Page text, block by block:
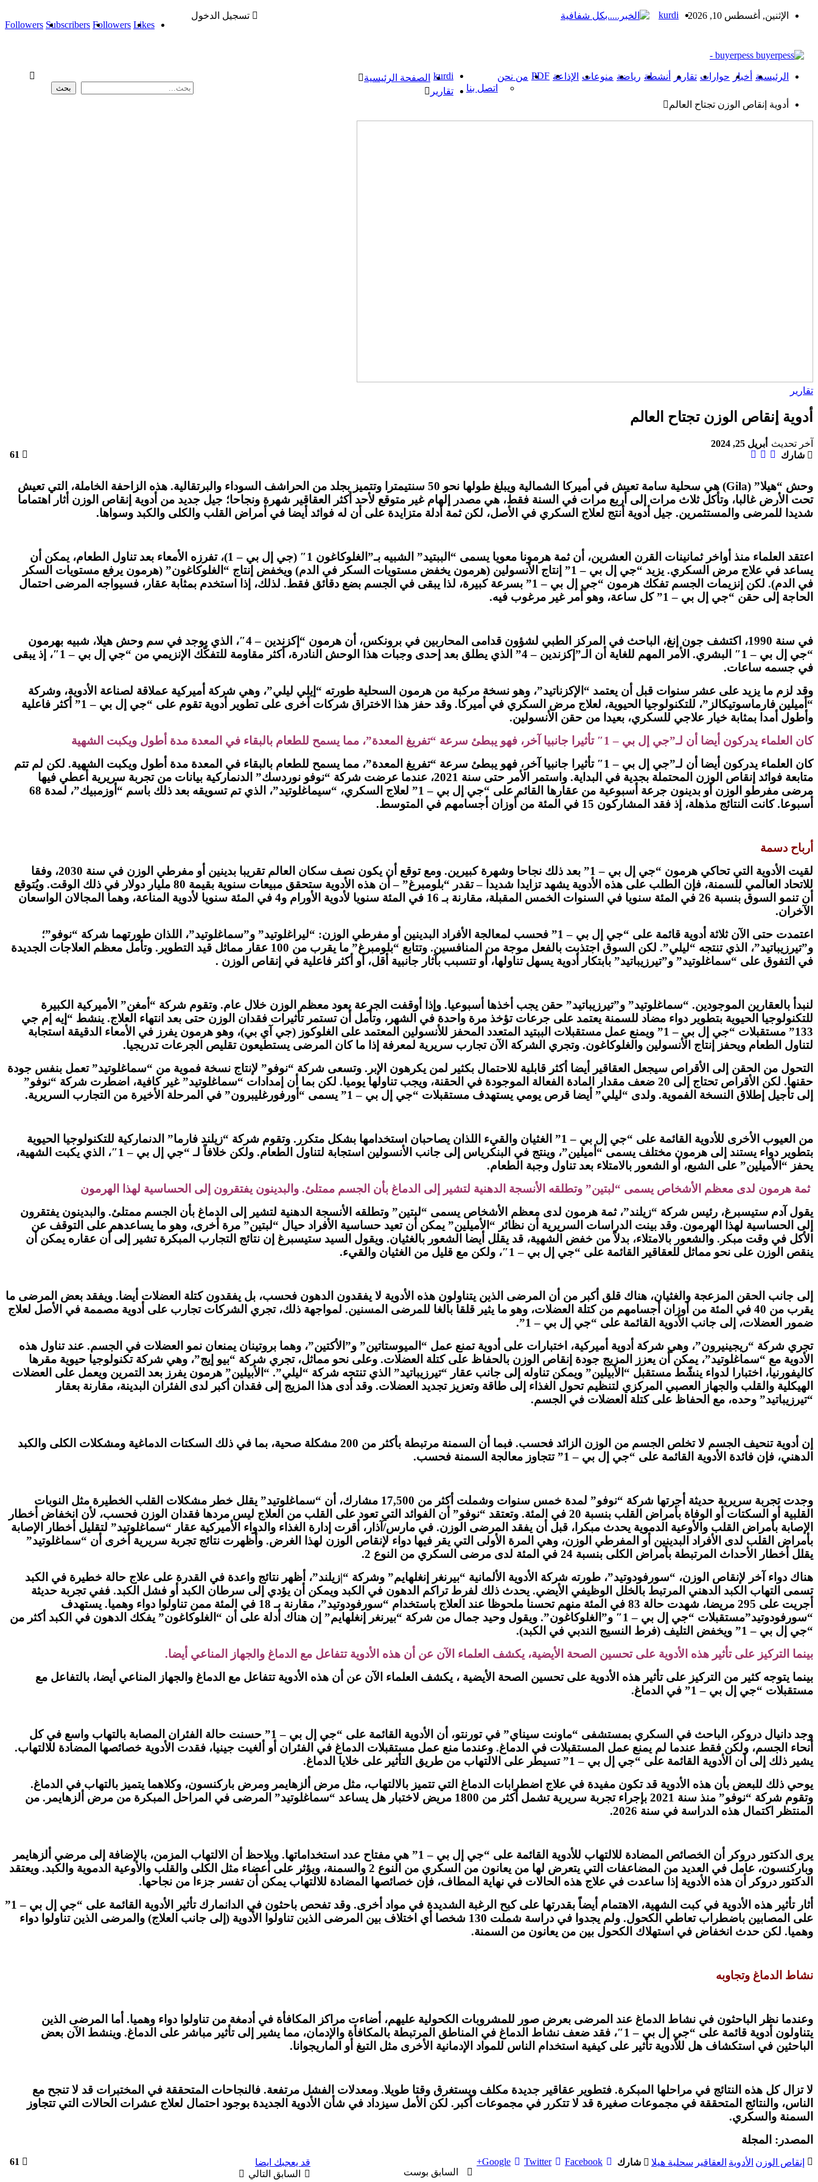
Likes
Followers
Subscribers
Followers
تسجيل الدخول الإثنين, أغسطس 10, 2026 kurdi
buyerpess -
الرئيسية أخبار حوارات تقارير أنشطة رياضة منوعات الإذاعة PDF من نحن
اتصل بنا
kurdi الصفحة الرئيسية
تقارير
أدوية إنقاص الوزن تجتاح العالم
تقارير
أدوية إنقاص الوزن تجتاح العالم
آخر تحديث
أبريل 25, 2024
61
شارك
وحش “هيلا” (Gila) هي سحلية سامة تعيش في أميركا الشمالية ويبلغ طولها نحو 50 سنتيمترا وتتميز بجلد من الحراشف السوداء والبرتقالية. هذه الزاحفة الخاملة، التي تعيش
تحت الأرض غالبا، وتأكل ثلاث مرات إلى أربع مرات في السنة فقط، هي مصدر إلهام غير متوقع لأحد أكثر العقاقير شهرة ونجاحا؛ جيل جديد من أدوية إنقاص الوزن أثار اهتماما
شديدا للمرضى والمستثمرين. جيل أدوية أنتج لعلاج السكري في الأصل، لكن ثمة أدلة متزايدة على أن له فوائد أيضا في أمراض القلب والكلى والكبد وسواها.
اعتقد العلماء منذ أواخر ثمانينات القرن العشرين، أن ثمة هرمونا معويا يسمى “الببتيد” الشبيه بـ”الغلوكاغون 1″ (جي إل بي – 1)، تفرزه الأمعاء بعد تناول الطعام، يمكن أن
يساعد في علاج مرض السكري. يزيد “جي إل بي – 1” إنتاج الأنسولين (هرمون يخفض مستويات السكر في الدم) ويخفض إنتاج “الغلوكاغون” (هرمون يرفع مستويات السكر
في الدم). لكن إنزيمات الجسم تفكك هرمون “جي إل بي – 1” بسرعة كبيرة، لذا يبقى في الجسم بضع دقائق فقط. لذلك، إذا استخدم بمثابة عقار، فسيواجه المرضى احتمال
الحاجة إلى حقن “جي إل بي – 1” كل ساعة، وهو أمر غير مرغوب فيه.
في سنة 1990، اكتشف جون إنغ، الباحث في المركز الطبي لشؤون قدامى المحاربين في برونكس، أن هرمون “إكزندين – 4″، الذي يوجد في سم وحش هيلا، شبيه بهرمون
“جي إل بي – 1″ البشري. الأمر المهم للغاية أن الـ”إكزندين – 4” الذي يطلق بعد إحدى وجبات هذا الوحش النادرة، أكثر مقاومة للتفكّك الإنزيمي من “جي إل بي – 1″، إذ يبقى
في جسمه ساعات.
وقد لزم ما يزيد على عشر سنوات قبل أن يعتمد “الإكزناتيد”، وهو نسخة مركبة من هرمون السحلية طورته “إيلي ليلي”، وهي شركة أميركية عملاقة لصناعة الأدوية، وشركة
“أميلين فارماسوتيكالز”، للتكنولوجيا الحيوية، لعلاج مرض السكري في أميركا. وقد حفز هذا الاختراق شركات أخرى على تطوير أدوية تقوم على “جي إل بي – 1” أكثر فاعلية
وأطول أمدا بمثابة خيار علاجي للسكري، بعيدا من حقن الأنسولين.
كان العلماء يدركون أيضا أن لـ”جي إل بي – 1″ تأثيرا جانبيا آخر، فهو يبطئ سرعة “تفريغ المعدة”، مما يسمح للطعام بالبقاء في المعدة مدة أطول ويكبت الشهية
كان العلماء يدركون أيضا أن لـ”جي إل بي – 1″ تأثيرا جانبيا آخر، فهو يبطئ سرعة “تفريغ المعدة”، مما يسمح للطعام بالبقاء في المعدة مدة أطول ويكبت الشهية. لكن لم تتم
متابعة فوائد إنقاص الوزن المحتملة بجدية في البداية. واستمر الأمر حتى سنة 2021، عندما عرضت شركة “نوفو نوردسك” الدنماركية بيانات من تجربة سريرية أعطي فيها
مرضى مفرطو الوزن أو بدينون جرعة أسبوعية من عقارها القائم على “جي إل بي – 1” لعلاج السكري، “سيماغلوتيد”، الذي تم تسويقه بعد ذلك باسم “أوزمبيك”، لمدة 68
أسبوعا. كانت النتائج مذهلة، إذ فقد المشاركون 15 في المئة من أوزان أجسامهم في المتوسط.
أرباح دسمة
لقيت الأدوية التي تحاكي هرمون “جي إل بي – 1” بعد ذلك نجاحا وشهرة كبيرين. ومع توقع أن يكون نصف سكان العالم تقريبا بدينين أو مفرطي الوزن في سنة 2030، وفقا
للاتحاد العالمي للسمنة، فإن الطلب على هذه الأدوية يشهد تزايدا شديدا – تقدر “بلومبرغ” – أن هذه الأدوية ستحقق مبيعات سنوية بقيمة 80 مليار دولار في ذلك الوقت. ويُتوقع
أن تنمو السوق بنسبة 26 في المئة سنويا في السنوات الخمس المقبلة، مقارنة بـ 16 في المئة سنويا لأدوية الأورام و4 في المئة سنويا لأدوية المناعة، وهما المجالان الواسعان
الآخران.
اعتمدت حتى الآن ثلاثة أدوية قائمة على “جي إل بي – 1” فحسب لمعالجة الأفراد البدينين أو مفرطي الوزن: “ليراغلوتيد” و”سماغلوتيد”، اللذان طورتهما شركة “نوفو”؛
و”تيرزيباتيد”، الذي تنتجه “ليلي”. لكن السوق اجتذبت بالفعل موجة من المنافسين. وتتابع “بلومبرغ” ما يقرب من 100 عقار مماثل قيد التطوير. وتأمل معظم العلاجات الجديدة
في التفوق على “سماغلوتيد” و”تيرزيباتيد” بابتكار أدوية يسهل تناولها، أو تتسبب بآثار جانبية أقل، أو أكثر فاعلية في إنقاص الوزن .
لنبدأ بالعقارين الموجودين. “سماغلوتيد” و”تيرزيباتيد” حقن يجب أخذها أسبوعيا. وإذا أوقفت الجرعة يعود معظم الوزن خلال عام. وتقوم شركة “أمغن” الأميركية الكبيرة
للتكنولوجيا الحيوية بتطوير دواء مضاد للسمنة يعتمد على جرعات تؤخذ مرة واحدة في الشهر، وتأمل أن تستمر تأثيرات فقدان الوزن حتى بعد انتهاء العلاج. ينشط “إيه إم جي
133” مستقبلات “جي إل بي – 1” ويمنع عمل مستقبلات الببتيد المتعدد المحفز للأنسولين المعتمد على الغلوكوز (جي آي بي)، وهو هرمون يفرز في الأمعاء الدقيقة استجابة
لتناول الطعام ويحفز إنتاج الأنسولين والغلوكاغون. وتجري الشركة الآن تجارب سريرية لمعرفة إذا ما كان المرضى يستطيعون تقليص الجرعات تدريجيا.
التحول من الحقن إلى الأقراص سيجعل العقاقير أيضا أكثر قابلية للاحتمال بكثير لمن يكرهون الإبر. وتسعى شركة “نوفو” لإنتاج نسخة فموية من “سماغلوتيد” تعمل بنفس جودة
حقنها. لكن الأقراص تحتاج إلى 20 ضعف مقدار المادة الفعالة الموجودة في الحقنة، ويجب تناولها يوميا. لكن بما أن إمدادات “سماغلوتيد” غير كافية، اضطرت شركة “نوفو”
إلى تأجيل إطلاق النسخة الفموية. ولدى “ليلي” أيضا قرص يومي يستهدف مستقبلات “جي إل بي – 1” يسمى “أورفورغليبرون” في المرحلة الأخيرة من التجارب السريرية.
من العيوب الأخرى للأدوية القائمة على “جي إل بي – 1” الغثيان والقيء اللذان يصاحبان استخدامها بشكل متكرر. وتقوم شركة “زيلند فارما” الدنماركية للتكنولوجيا الحيوية
بتطوير دواء يستند إلى هرمون مختلف يسمى “أميلين”، وينتج في البنكرياس إلى جانب الأنسولين استجابة لتناول الطعام. ولكن خلافاً لـ “جي إل بي – 1″، الذي يكبت الشهية،
يحفز “الأميلين” على الشبع، أو الشعور بالامتلاء بعد تناول وجبة الطعام.
ثمة هرمون لدى معظم الأشخاص يسمى “لبتين” وتطلقه الأنسجة الدهنية لتشير إلى الدماغ بأن الجسم ممتلئ. والبدينون يفتقرون إلى الحساسية لهذا الهرمون
يقول آدم ستيسبرغ، رئيس شركة “زيلند”، ثمة هرمون لدى معظم الأشخاص يسمى “لبتين” وتطلقه الأنسجة الدهنية لتشير إلى الدماغ بأن الجسم ممتلئ. والبدينون يفتقرون
إلى الحساسية لهذا الهرمون. وقد بينت الدراسات السريرية أن نظائر “الأميلين” يمكن أن تعيد حساسية الأفراد حيال “لبتين” مرة أخرى، وهو ما يساعدهم على التوقف عن
الأكل في وقت مبكر. والشعور بالامتلاء، بدلاً من خفض الشهية، قد يقلل أيضا الشعور بالغثيان. ويقول السيد ستيسبرغ إن نتائج التجارب المبكرة تشير إلى أن عقاره يمكن أن
ينقص الوزن على نحو مماثل للعقاقير القائمة على “جي إل بي – 1″، ولكن مع قليل من الغثيان والقيء.
إلى جانب الحقن المزعجة والغثيان، هناك قلق أكبر من أن المرضى الذين يتناولون هذه الأدوية لا يفقدون الدهون فحسب، بل يفقدون كتلة العضلات أيضا. ويفقد بعض المرضى ما
يقرب من 40 في المئة من أوزان أجسامهم من كتلة العضلات، وهو ما يثير قلقا بالغا للمرضى المسنين. لمواجهة ذلك، تجري الشركات تجارب على أدوية مصممة في الأصل لعلاج
ضمور العضلات، إلى جانب الأدوية القائمة على “جي إل بي – 1”.
تجري شركة “ريجينيرون”، وهي شركة أدوية أميركية، اختبارات على أدوية تمنع عمل “الميوستاتين” و”الأكتين”، وهما بروتينان يمنعان نمو العضلات في الجسم. عند تناول هذه
الأدوية مع “سماغلوتيد”، يمكن أن يعزز المزيج جودة إنقاص الوزن بالحفاظ على كتلة العضلات. وعلى نحو مماثل، تجري شركة “بيو إيج”، وهي شركة تكنولوجيا حيوية مقرها
كاليفورنيا، اختبارا لدواء ينشّط مستقبل “الأبيلين” ويمكن تناوله إلى جانب عقار “تيرزيباتيد” الذي تنتجه شركة “ليلي”. “الأبيلين” هرمون يفرز بعد التمرين ويعمل على العضلات
الهيكلية والقلب والجهاز العصبي المركزي لتنظيم تحول الغذاء إلى طاقة وتعزيز تجديد العضلات. وقد أدى هذا المزيج إلى فقدان أكبر لدى الفئران البدينة، مقارنة بعقار
“تيرزيباتيد” وحده، مع الحفاظ على كتلة العضلات في الجسم.
إن أدوية تنحيف الجسم لا تخلص الجسم من الوزن الزائد فحسب. فبما أن السمنة مرتبطة بأكثر من 200 مشكلة صحية، بما في ذلك السكتات الدماغية ومشكلات الكلى والكبد
الدهني، فإن فائدة الأدوية القائمة على “جي إل بي – 1” تتجاوز معالجة السمنة فحسب.
وجدت تجربة سريرية حديثة أجرتها شركة “نوفو” لمدة خمس سنوات وشملت أكثر من 17,500 مشارك، أن “سماغلوتيد” يقلل خطر مشكلات القلب الخطيرة مثل النوبات
القلبية أو السكتات أو الوفاة بأمراض القلب بنسبة 20 في المئة. وتعتقد “نوفو” أن الفوائد التي تعود على القلب من العلاج ليس مردها فقدان الوزن فحسب، لأن انخفاض أخطار
الإصابة بأمراض القلب والأوعية الدموية يحدث مبكرا، قبل أن يفقد المرضى الوزن. في مارس/آذار، أقرت إدارة الغذاء والدواء الأميركية عقار “سماغلوتيد” لتقليل أخطار الإصابة
بأمراض القلب لدى الأفراد البدينين أو المفرطي الوزن، وهي المرة الأولى التي يقر فيها دواء لإنقاص الوزن لهذا الغرض. وأظهرت نتائج تجربة سريرية أخرى أن “سماغلوتيد”
يقلل أخطار الأحداث المرتبطة بأمراض الكلى بنسبة 24 في المئة لدى مرضى السكري من النوع 2.
هناك دواء آخر لإنقاص الوزن، “سورفودوتيد”، طورته شركة الأدوية الألمانية “بيرنغر إنغلهايم” وشركة “|زيلند”، أظهر نتائج واعدة في القدرة على علاج حالة خطيرة في الكبد
تسمى التهاب الكبد الدهني المرتبط بالخلل الوظيفي الأيضي. يحدث ذلك لفرط تراكم الدهون في الكبد ويمكن أن يؤدي إلى سرطان الكبد أو فشل الكبد. ففي تجربة حديثة
أجريت على 295 مريضا، شهدت حالة 83 في المئة منهم تحسنا ملحوظا عند العلاج باستخدام “سورفودوتيد”، مقارنة بـ 18 في المئة ممن تناولوا دواء وهميا. يستهدف
“سورفودوتيد”مستقبلات “جي إل بي – 1″ و”الغلوكاغون”. ويقول وحيد جمال من شركة “بيرنغر إنغلهايم” إن هناك أدلة على أن “الغلوكاغون” يفكك الدهون في الكبد أكثر من
“جي إل بي – 1” ويخفض التليف (فرط النسيج الندبي في الكبد).
بينما التركيز على تأثير هذه الأدوية على تحسين الصحة الأيضية، يكشف العلماء الآن عن أن هذه الأدوية تتفاعل مع الدماغ والجهاز المناعي أيضا.
بينما يتوجه كثير من التركيز على تأثير هذه الأدوية على تحسين الصحة الأيضية ، يكشف العلماء الآن عن أن هذه الأدوية تتفاعل مع الدماغ والجهاز المناعي أيضا، بالتفاعل مع
مستقبلات “جي إل بي – 1” في الدماغ.
وجد دانيال دروكر، الباحث في السكري بمستشفى “ماونت سيناي” في تورنتو، أن الأدوية القائمة على “جي إل بي – 1” حسنت حالة الفئران المصابة بالتهاب واسع في كل
أنحاء الجسم، ولكن فقط عندما لم يمنع عمل المستقبلات في الدماغ. وعندما منع عمل مستقبلات الدماغ في الفئران أو ألغيت جينيا، فقدت الأدوية خصائصها المضادة للالتهاب.
يشير ذلك إلى أن الأدوية القائمة على “جي إل بي – 1” تسيطر على الالتهاب من طريق التأثير على خلايا الدماغ.
يوحي ذلك للبعض بأن هذه الأدوية قد تكون مفيدة في علاج اضطرابات الدماغ التي تتميز بالالتهاب، مثل مرض ألزهايمر ومرض باركنسون، وكلاهما يتميز بالتهاب في الدماغ.
وتقوم شركة “نوفو” منذ سنة 2021 بإجراء تجربة سريرية تشمل أكثر من 1800 مريض لاختبار هل يساعد “سماغلوتيد” المرضى في المراحل المبكرة من مرض ألزهايمر. من
المنتظر اكتمال هذه الدراسة في سنة 2026.
يرى الدكتور دروكر أن الخصائص المضادة للالتهاب للأدوية القائمة على “جي إل بي – 1” هي مفتاح عدد استخداماتها. ويلاحظ أن الالتهاب المزمن، بالإضافة إلى مرضي ألزهايمر
وباركنسون، عامل في العديد من المضاعفات التي يتعرض لها من يعانون من السكري من النوع 2 والسمنة، ويؤثر على أعضاء مثل الكلى والقلب والأوعية الدموية والكبد. ويعتقد
الدكتور دروكر أن هذه الأدوية إذا ساعدت في علاج هذه الحالات في نهاية المطاف، فإن خصائصها المضادة للالتهاب يمكن أن تفسر جزءا من نجاحها.
أثار تأثير هذه الأدوية في كبت الشهية، الاهتمام أيضاً بقدرتها على كبح الرغبة الشديدة في مواد أخرى. وقد تفحص باحثون في الدانمارك تأثير الأدوية القائمة على “جي إل بي – 1”
على المصابين باضطراب تعاطي الكحول. ولم يجدوا في دراسة شملت 130 شخصا أي اختلاف بين المرضى الذين تناولوا الأدوية (إلى جانب العلاج) والمرضى الذين تناولوا دواء
وهميا. لكن حدث انخفاض في استهلاك الكحول بين من يعانون من السمنة.
نشاط الدماغ وتجاوبه
وعندما نظر الباحثون في نشاط الدماغ عند المرضى بعرض صور للمشروبات الكحولية عليهم، أضاءت مراكز المكافأة في أدمغة من تناولوا دواء وهميا. أما المرضى الذين
يتناولون أدوية قائمة على “جي إل بي – 1″، فقد ضعف نشاط الدماغ في المناطق المرتبطة بالمكافأة والإدمان، مما يشير إلى تأثير مباشر على الدماغ. وينشط الآن بعض
الباحثين في استكشاف هل للأدوية تأثير على كيفية استخدام الناس للمواد الإدمانية الأخرى مثل التبغ أو الماريجوانا.
لا تزال كل هذه النتائج في مراحلها المبكرة. فتطوير عقاقير جديدة مكلف ويستغرق وقتا طويلا. ومعدلات الفشل مرتفعة. فالنجاحات المتحققة في المختبرات قد لا تنجح مع
الناس، والنتائج المتحققة في مجموعات صغيرة قد لا تتكرر في مجموعات أكبر. لكن الأمل سيزداد في شأن الأدوية الجديدة بوجود احتمال لعلاج عشرات الحالات التي تتجاوز
السمنة والسكري.
المصدر: المجلة
إنقاص الوزن الأدوية العقاقير سحلية هيلا 61 شارك Facebook
Twitter
Google+
السابق بوست
قد يعجبك ايضا
السابق التالي